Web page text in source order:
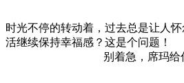
时光不停的转动着，过去总是让人
活继续保持幸福感？这是个问题！
别着急，席玛给